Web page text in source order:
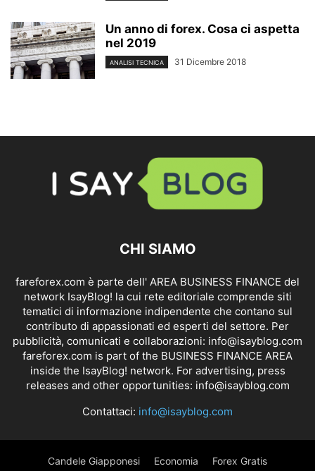
Un anno di forex. Cosa ci aspetta
nel 2019
ANALISI TECNICA 31 Dicembre 2018
CHI SIAMO
fareforex.com è parte dell' AREA BUSINESS FINANCE del
network IsayBlog! la cui rete editoriale comprende siti
tematici di informazione indipendente che contano sul
contributo di appassionati ed esperti del settore. Per
pubblicità, comunicati e collaborazioni: info@isayblog.com
fareforex.com is part of the BUSINESS FINANCE AREA
inside the IsayBlog! network. For advertising, press
releases and other opportunities: info@isayblog.com
Contattaci: info@isayblog.com
Candele Giapponesi Economia Forex Gratis